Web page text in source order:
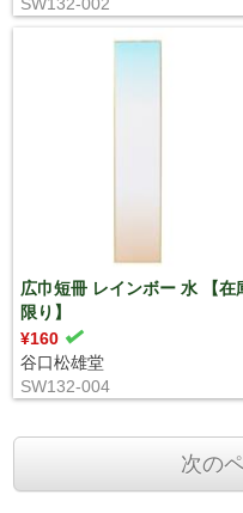
広巾短冊 レインボー 水 【在
限り】
¥160
谷口松雄堂
SW132-004
次の